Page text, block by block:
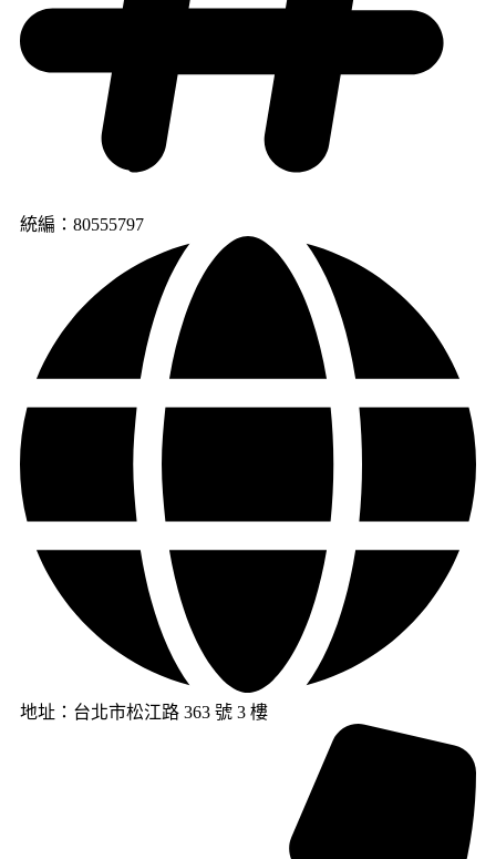
統編：80555797
地址：台北市松江路 363 號 3 樓